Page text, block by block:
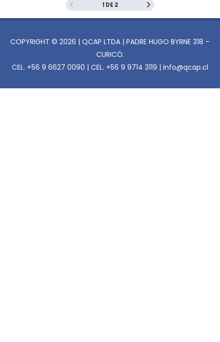
1 DE 2
COPYRIGHT © 2026 | QCAP LTDA | PADRE HUGO BYRNE 318 –
CURICÓ.
CEL. +56 9 6627 0090 | CEL. +56 9 9714 3119 | info@qcap.cl